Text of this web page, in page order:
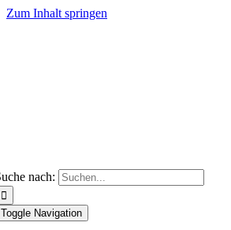
Zum Inhalt springen
nach:
Toggle Navigation